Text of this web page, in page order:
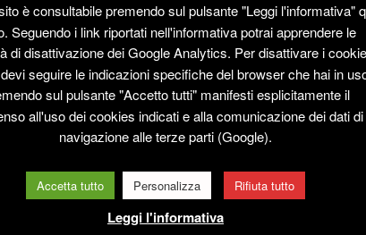
80/90 x h 60
è consultabile premendo sul pulsante "Leggi l'informativa"
Seguendo i link riportati nell'informativa potrai apprendere le
di disattivazione dei Google Analytics. Per disattivare i
seguire le indicazioni specifiche del browser che hai in
sul pulsante "Accetto tutti" manifesti esplicitamente il
all'uso dei cookies indicati e alla comunicazione dei dati di
navigazione alle terze parti (Google).
Accetta tutto Personalizza Rifiuta tutto
Leggi l'informativa